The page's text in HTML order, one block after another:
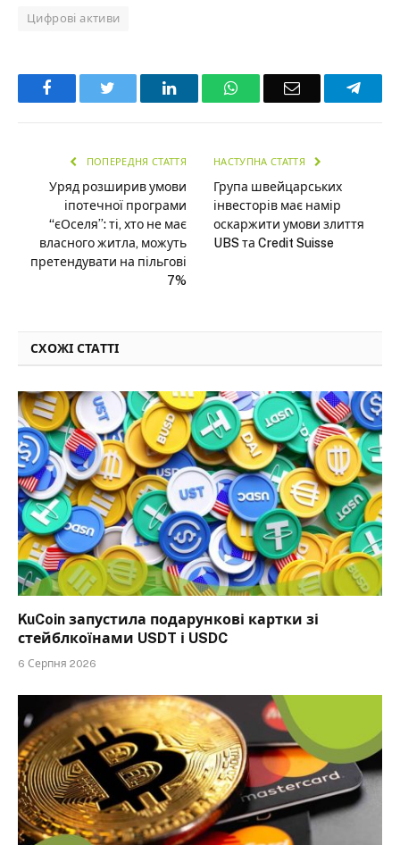
Цифрові активи
Facebook LinkedInWhatsAppEmail
ПОПЕРЕДНЯ СТАТТЯ
Уряд розширив умови
іпотечної програми
“єОселя”: ті, хто не має
власного житла, можуть
претендувати на пільгові
7%
НАСТУПНА СТАТТЯ
Група швейцарських
інвесторів має намір
оскаржити умови злиття
UBS та Credit Suisse
СХОЖІ СТАТТІ
KuCoin запустила подарункові картки зі
стейблкоїнами USDT і USDC
6 Серпня 2026